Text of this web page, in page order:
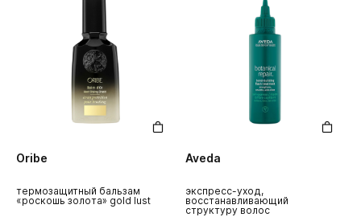
Oribe
термозащитный бальзам
«роскошь золота» gold lust
Aveda
экспресс-уход,
восстанавливающий
структуру волос